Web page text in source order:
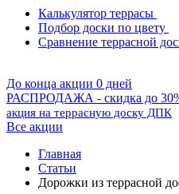
Калькулятор террасы
Подбор доски по цвету
Сравнение террасной
До конца акции 0 дней
РАСПРОДАЖА - скидка до
акция на террасную доску ДПК
Все акции
Главная
Статьи
Дорожки из террасной